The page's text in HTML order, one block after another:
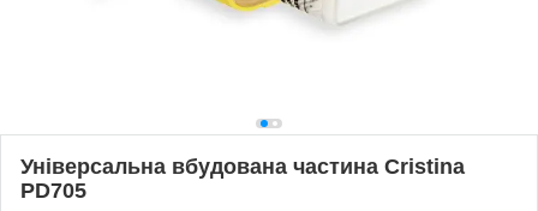
Універсальна вбудована частина Cristina
PD705